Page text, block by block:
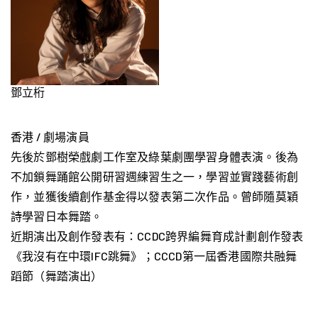
鄧立桁
香港 / 劇場演員
先後於鄧樹榮戲劇工作室及綠葉劇團學習身體表演。後為
不加鎖舞踊館公開研習週練習生之一，學習並實踐藝術創
作，並獲後續創作基金得以發表第二次作品。曾師隨莫穎
詩學習日本舞踏。
近期演出及創作發表有：CCDC跨界編舞育成計劃創作發表
《我沒有在中環IFC跳舞》；CCCD第一屆香港國際共融舞
蹈節（舞踏演出）